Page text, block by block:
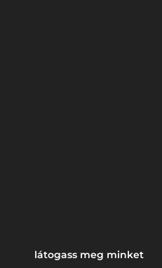
látogass meg minket